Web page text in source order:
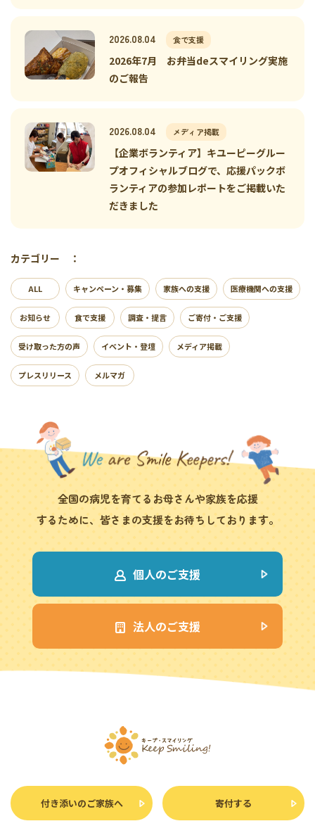
2026.08.04 食で支援
2026年7月 お弁当deスマイリング実施
のご報告
2026.08.04 メディア掲載
【企業ボランティア】キユーピーグルー
プオフィシャルブログで、応援パックボ
ランティアの参加レポートをご掲載いた
だきました
カテゴリー ：
ALL キャンペーン・募集 家族への支援 医療機関への支援
お知らせ 食で支援 調査・提言 ご寄付・ご支援
受け取った方の声 イベント・登壇 メディア掲載
プレスリリース メルマガ
全国の病児を育てるお母さんや家族を応援
するために、皆さまの支援をお待ちしております。
個人のご支援
法人のご支援
付き添いのご家族へ 寄付する